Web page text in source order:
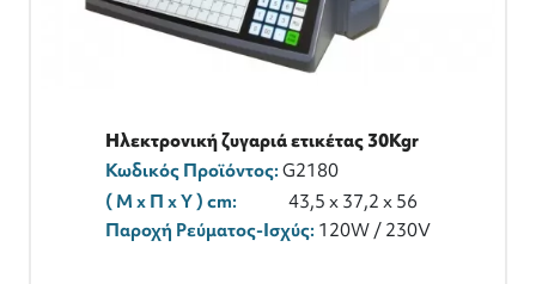
Ηλεκτρονική ζυγαριά ετικέτας 30Kgr
Κωδικός Προϊόντος:G2180
( M x Π x Y ) cm:
43,5 x 37,2 x 56
Παροχή Ρεύματος-Ισχύς: 120W / 230V